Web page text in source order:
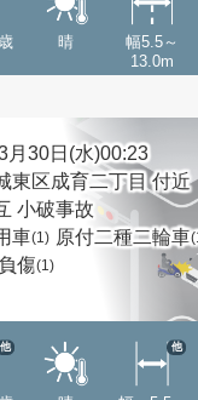
晴
幅5.5～
13.0m
月30日(水)00:23
東区成育二丁目 付近
小破事故
車(1) 原付二種二輪車
負傷(1)
他 他